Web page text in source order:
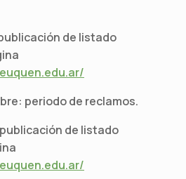
de listado
periodo de reclamos.
de listado